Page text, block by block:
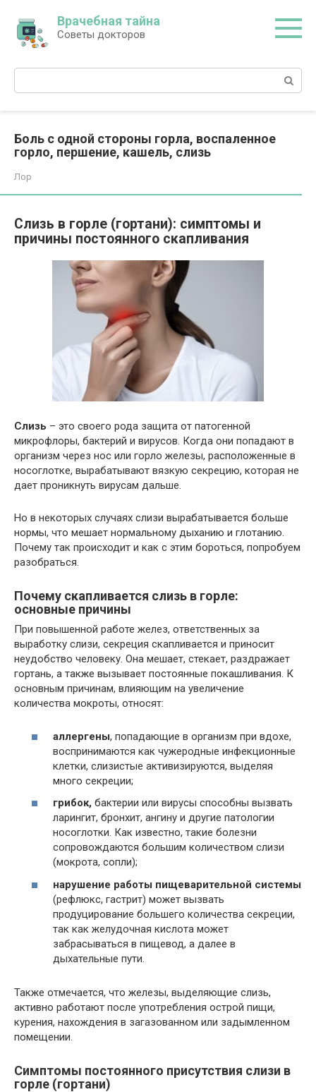
контенту
Врачебная тайна
Советы докторов
Поиск:
Боль с одной стороны горла, воспаленное
горло, першение, кашель, слизь
Лор
Слизь в горле (гортани): симптомы и
причины постоянного скапливания
Слизь – это своего рода защита от патогенной
микрофлоры, бактерий и вирусов. Когда они попадают в
организм через нос или горло железы, расположенные в
носоглотке, вырабатывают вязкую секрецию, которая не
дает проникнуть вирусам дальше.
Но в некоторых случаях слизи вырабатывается больше
нормы, что мешает нормальному дыханию и глотанию.
Почему так происходит и как с этим бороться, попробуем
разобраться.
Почему скапливается слизь в горле:
основные причины
При повышенной работе желез, ответственных за
выработку слизи, секреция скапливается и приносит
неудобство человеку. Она мешает, стекает, раздражает
гортань, а также вызывает постоянные покашливания. К
основным причинам, влияющим на увеличение
количества мокроты, относят:
аллергены, попадающие в организм при вдохе,
воспринимаются как чужеродные инфекционные
клетки, слизистые активизируются, выделяя
много секреции;
грибок, бактерии или вирусы способны вызвать
ларингит, бронхит, ангину и другие патологии
носоглотки. Как известно, такие болезни
сопровождаются большим количеством слизи
(мокрота, сопли);
нарушение работы пищеварительной системы
(рефлюкс, гастрит) может вызвать
продуцирование большего количества секреции,
так как желудочная кислота может
забрасываться в пищевод, а далее в
дыхательные пути.
Также отмечается, что железы, выделяющие слизь,
активно работают после употребления острой пищи,
курения, нахождения в загазованном или задымленном
помещении.
Симптомы постоянного присутствия слизи в
горле (гортани)